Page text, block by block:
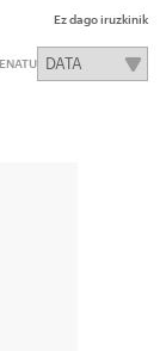
Ez dago iruzkinik